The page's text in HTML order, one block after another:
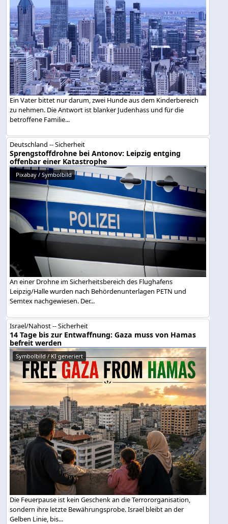
Ein Vater bittet nur darum, zwei Hunde aus dem Kinderbereich
zu nehmen. Die Antwort ist blanker Judenhass und für die
betroffene Familie...
Deutschland -- Sicherheit
Sprengstoffdrohne bei Antonov: Leipzig entging
offenbar einer Katastrophe
Pixabay / Symbolbild
An einer Drohne im Sicherheitsbereich des Flughafens
Leipzig/Halle wurden nach Behördenunterlagen PETN und
Semtex nachgewiesen. Der...
Israel/Nahost -- Sicherheit
14 Tage bis zur Entwaffnung: Gaza muss von Hamas
befreit werden
Symbolbild / KI generiert
Die Feuerpause ist kein Geschenk an die Terrororganisation,
sondern ihre letzte Bewährungsprobe. Israel bleibt an der
Gelben Linie, bis...